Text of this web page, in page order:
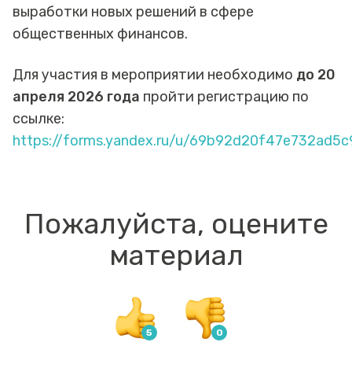
выработки новых решений в сфере
общественных финансов.
Для участия в мероприятии необходимо до 20
апреля 2026 года пройти регистрацию по
ссылке:
https://forms.yandex.ru/u/
Пожалуйста, оцените
материал